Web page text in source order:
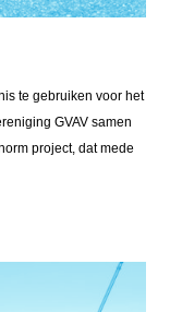
te gebruiken voor het
GVAV samen
project, dat mede